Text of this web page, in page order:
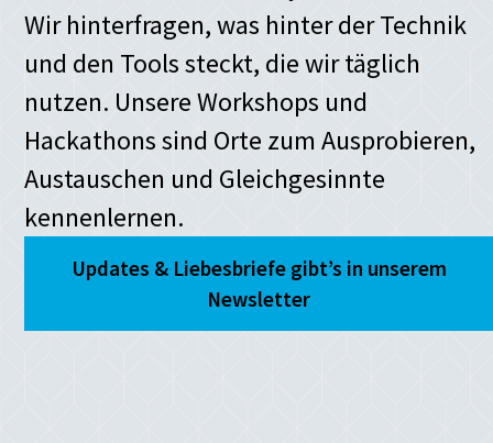
Wir hinterfragen, was hinter der Technik
und den Tools steckt, die wir täglich
nutzen. Unsere Workshops und
Hackathons sind Orte zum Ausprobieren,
Austauschen und Gleichgesinnte
kennenlernen.
Updates & Liebesbriefe gibt’s in unserem
Newsletter